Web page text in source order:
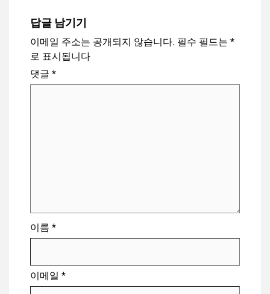
답글 남기기
이메일 주소는 공개되지 않습니다. 필수 필드는 *
로 표시됩니다
댓글 *
이름 *
이메일 *